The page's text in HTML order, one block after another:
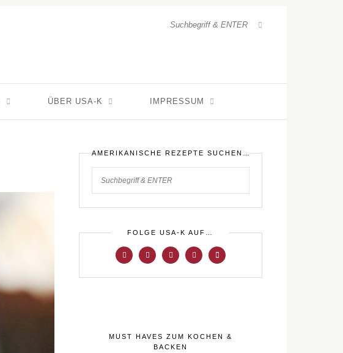
ÜBER USA-K IMPRESSUM
AMERIKANISCHE REZEPTE SUCHEN…
FOLGE USA-K AUF…
MUST HAVES ZUM KOCHEN &
BACKEN